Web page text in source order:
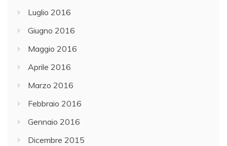
Luglio 2016
Giugno 2016
Maggio 2016
Aprile 2016
Marzo 2016
Febbraio 2016
Gennaio 2016
Dicembre 2015